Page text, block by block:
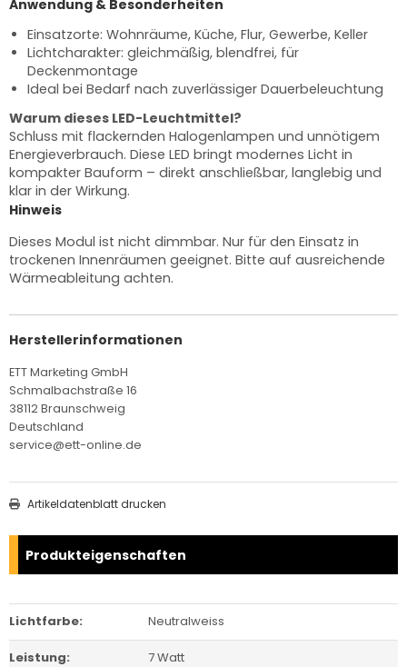
Anwendung & Besonderheiten
Einsatzorte: Wohnräume, Küche, Flur, Gewerbe, Keller
Lichtcharakter: gleichmäßig, blendfrei, für
Deckenmontage
Ideal bei Bedarf nach zuverlässiger Dauerbeleuchtung
Warum dieses LED-Leuchtmittel?
Schluss mit flackernden Halogenlampen und unnötigem
Energieverbrauch. Diese LED bringt modernes Licht in
kompakter Bauform – direkt anschließbar, langlebig und
klar in der Wirkung.
Hinweis
Dieses Modul ist nicht dimmbar. Nur für den Einsatz in
trockenen Innenräumen geeignet. Bitte auf ausreichende
Wärmeableitung achten.
Herstellerinformationen
ETT Marketing GmbH
Schmalbachstraße 16
38112 Braunschweig
Deutschland
service@ett-online.de
Artikeldatenblatt drucken
Produkteigenschaften
Lichtfarbe: Neutralweiss
Leistung: 7 Watt